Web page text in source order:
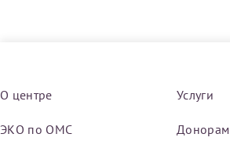
О центре Услуги
ЭКО по ОМС Донорам